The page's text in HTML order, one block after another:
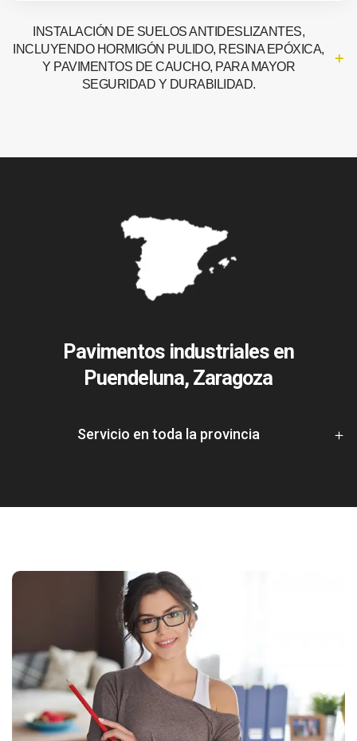
INSTALACIÓN DE SUELOS ANTIDESLIZANTES,
INCLUYENDO HORMIGÓN PULIDO, RESINA EPÓXICA,
Y PAVIMENTOS DE CAUCHO, PARA MAYOR
SEGURIDAD Y DURABILIDAD.
Pavimentos industriales en
Puendeluna, Zaragoza
Servicio en toda la provincia